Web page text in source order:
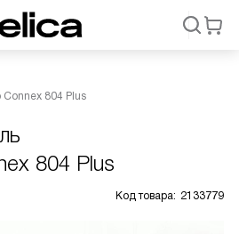
804 Plus
804 Plus
Код товара: 2133779